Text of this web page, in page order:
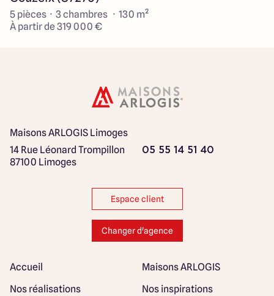
5 pièces · 3 chambres · 130 m²
À partir de 319 000 €
Maisons ARLOGIS Limoges
14 Rue Léonard Trompillon
87100 Limoges
05 55 14 51 40
Espace client
Changer d'agence
Accueil
Maisons ARLOGIS
Nos réalisations
Nos inspirations